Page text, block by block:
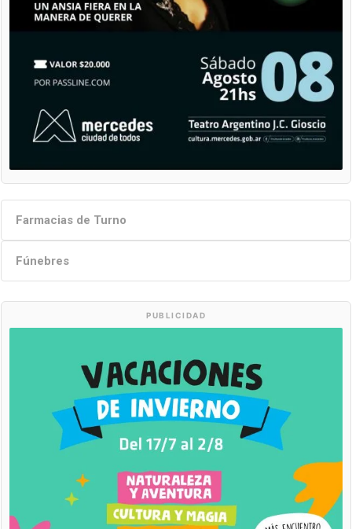
Farmacias de Turno
Fúnebres
PUBLICIDAD